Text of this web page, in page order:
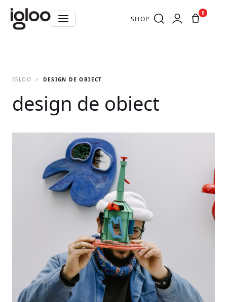
SHOP
0
IGLOO DESIGN DE OBIECT
design de obiect